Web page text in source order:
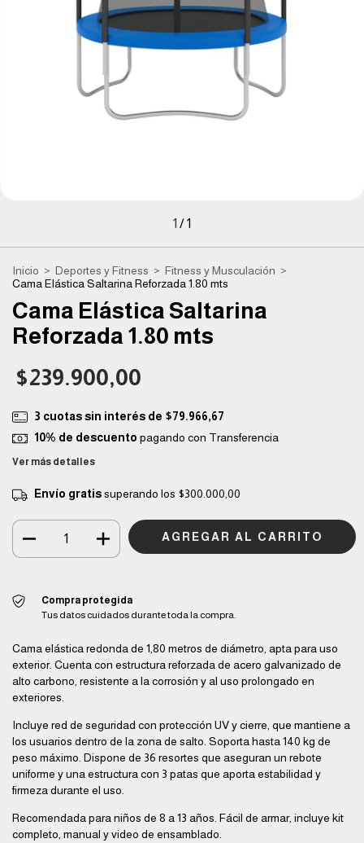
1 /1
Inicio > Deportes y Fitness > Fitness y Musculación >
Cama Elástica Saltarina Reforzada 1.80 mts
Cama Elástica Saltarina
Reforzada 1.80 mts
$239.900,00
3 cuotas sin interés de $79.966,67
10% de descuento pagando con Transferencia
Ver más detalles
Envío gratis superando los $300.000,00
Compra protegida
Tus datos cuidados durante toda la compra.
Cama elástica redonda de 1,80 metros de diámetro, apta para uso
exterior. Cuenta con estructura reforzada de acero galvanizado de
alto carbono, resistente a la corrosión y al uso prolongado en
exteriores.
Incluye red de seguridad con protección UV y cierre, que mantiene a
los usuarios dentro de la zona de salto. Soporta hasta 140 kg de
peso máximo. Dispone de 36 resortes que aseguran un rebote
uniforme y una estructura con 3 patas que aporta estabilidad y
firmeza durante el uso.
Recomendada para niños de 8 a 13 años. Fácil de armar, incluye kit
completo, manual y video de ensamblado.